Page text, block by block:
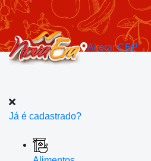
AlterarCEP
Já é cadastrado?